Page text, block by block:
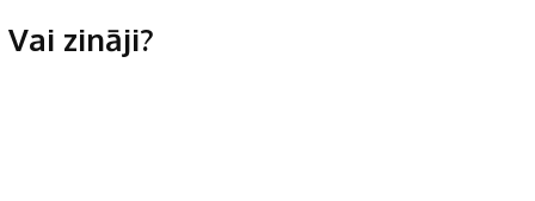
Vai zināji?